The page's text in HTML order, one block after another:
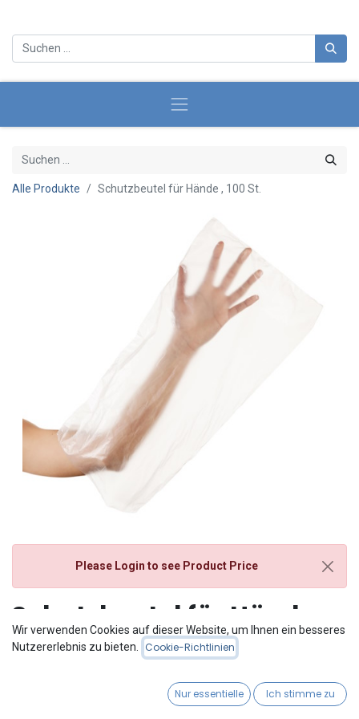
Alle Produkte Schutzbeutel für Hände , 100 St.
Please Login to see Product Price
Schutzbeutel für Hände ,
100 St.
Wir verwenden Cookies auf dieser Website, um Ihnen ein besseres
Nutzererlebnis zu bieten.
Cookie-Richtlinien
Nur essentielle Ich stimme zu